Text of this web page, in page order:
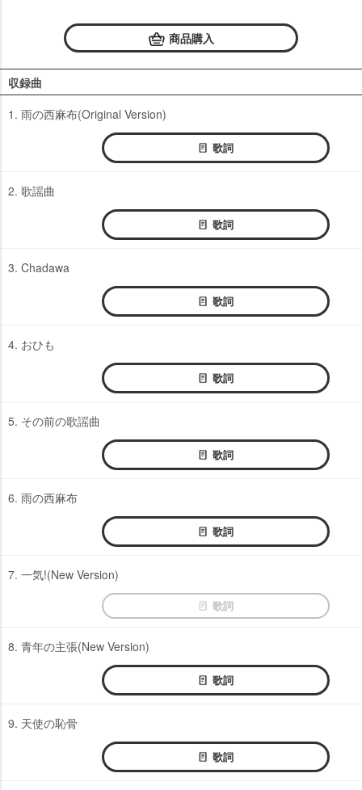
商品購入
収録曲
1. 雨の西麻布(Original Version)
歌詞
2. 歌謡曲
歌詞
3. Chadawa
歌詞
4. おひも
歌詞
5. その前の歌謡曲
歌詞
6. 雨の西麻布
歌詞
7. 一気!(New Version)
歌詞
8. 青年の主張(New Version)
歌詞
9. 天使の恥骨
歌詞